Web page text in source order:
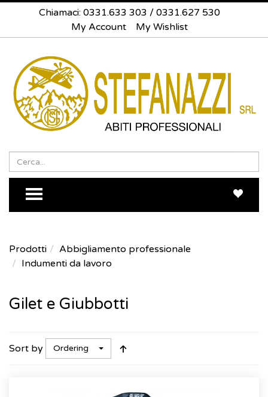
Chiamaci: 0331.633 303 / 0331.627 530
My Account
My Wishlist
Search
TOGGLE MENU
Prodotti
Abbigliamento professionale
Indumenti da lavoro
Gilet e Giubbotti
Sort by Ordering